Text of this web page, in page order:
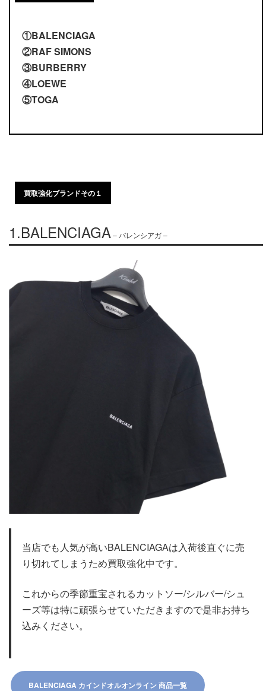
①BALENCIAGA
②RAF SIMONS
③BURBERRY
④LOEWE
⑤TOGA
買取強化ブランドその１
1.BALENCIAGA– バレンシアガ –
当店でも人気が高いBALENCIAGAは入荷後直ぐに売
り切れてしまうため買取強化中です。
これからの季節重宝されるカットソー/シルバー/シュ
ーズ等は特に頑張らせていただきますので是非お持ち
込みください。
BALENCIAGA カインドオルオンライン ​商品一覧